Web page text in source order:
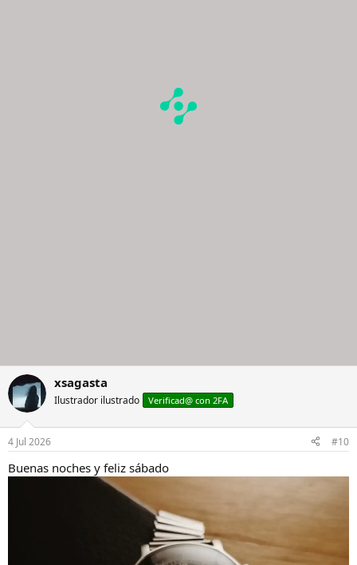
xsagasta
Ilustrador ilustrado Verificad@ con 2FA
4 Jul 2026 #10
Buenas noches y feliz sábado